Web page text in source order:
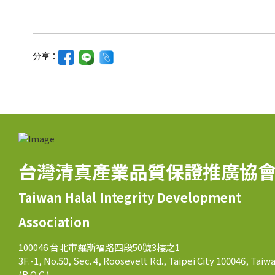
分享：
台灣清真產業品質保證推廣協
Taiwan Halal Integrity Development
Association
100046 台北市羅斯福路四段50號3樓之1
3F.-1, No.50, Sec. 4, Roosevelt Rd., Taipei City 100046,